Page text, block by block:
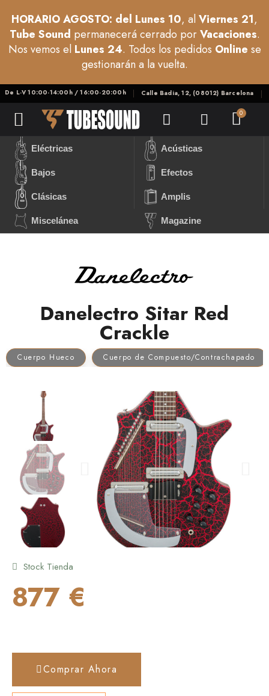
HORARIO AGOSTO: del Lunes 10, alViernes 21,
Tube Sound permanecerá cerrado porVacaciones.
Nos vemos el Lunes 24. Todos los pedidos Online se
gestionarán a la vuelta.
De L-V 10:00-14:00h / 16:00-20:00h Calle Badia, 12, (08012) Barcelona
Eléctricas Acústicas
Bajos Efectos
Clásicas Amplis
Miscelánea Magazine
Danelectro Sitar Red
Crackle
Cuerpo Hueco Cuerpo de Compuesto/Contrachapado
Stock Tienda
877 €
Comprar Ahora